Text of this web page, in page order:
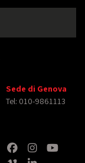
Sede di Genova
Tel: 010-9861113